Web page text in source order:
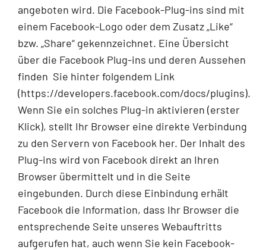
angeboten wird. Die Facebook-Plug-ins sind mit
einem Facebook-Logo oder dem Zusatz „Like“
bzw. „Share“ gekennzeichnet. Eine Übersicht
über die Facebook Plug-ins und deren Aussehen
finden Sie hinter folgendem Link
(https://developers.facebook.com/docs/plugins).
Wenn Sie ein solches Plug-in aktivieren (erster
Klick), stellt Ihr Browser eine direkte Verbindung
zu den Servern von Facebook her. Der Inhalt des
Plug-ins wird von Facebook direkt an Ihren
Browser übermittelt und in die Seite
eingebunden. Durch diese Einbindung erhält
Facebook die Information, dass Ihr Browser die
entsprechende Seite unseres Webauftritts
aufgerufen hat, auch wenn Sie kein Facebook-